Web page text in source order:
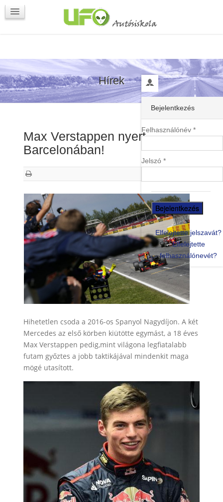
Programok
Bejelentkezés
Felhasználónév *
Jelszó *
Elfelejtette jelszavát?
Elfelejtette
felhasználónevét?
Hírek
Max Verstappen nyert
Barcelonában!
Hihetetlen csoda a 2016-os Spanyol Nagydíjon. A két
Mercedes az első körben kiütötte egymást, a 18 éves
Max Verstappen pedig,mint világona legfiatalabb
futam győztes a jobb taktikájával mindenkit maga
mögé utasított.